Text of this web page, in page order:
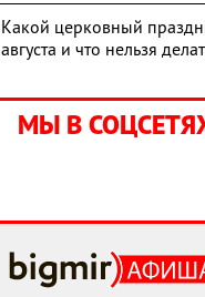
Какой церковный
августа и что нельзя
МЫ В